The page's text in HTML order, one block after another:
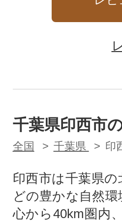
千葉県印西市
全国 千葉県 印
印西市は千葉県
どの豊かな自然
心から40km圏内